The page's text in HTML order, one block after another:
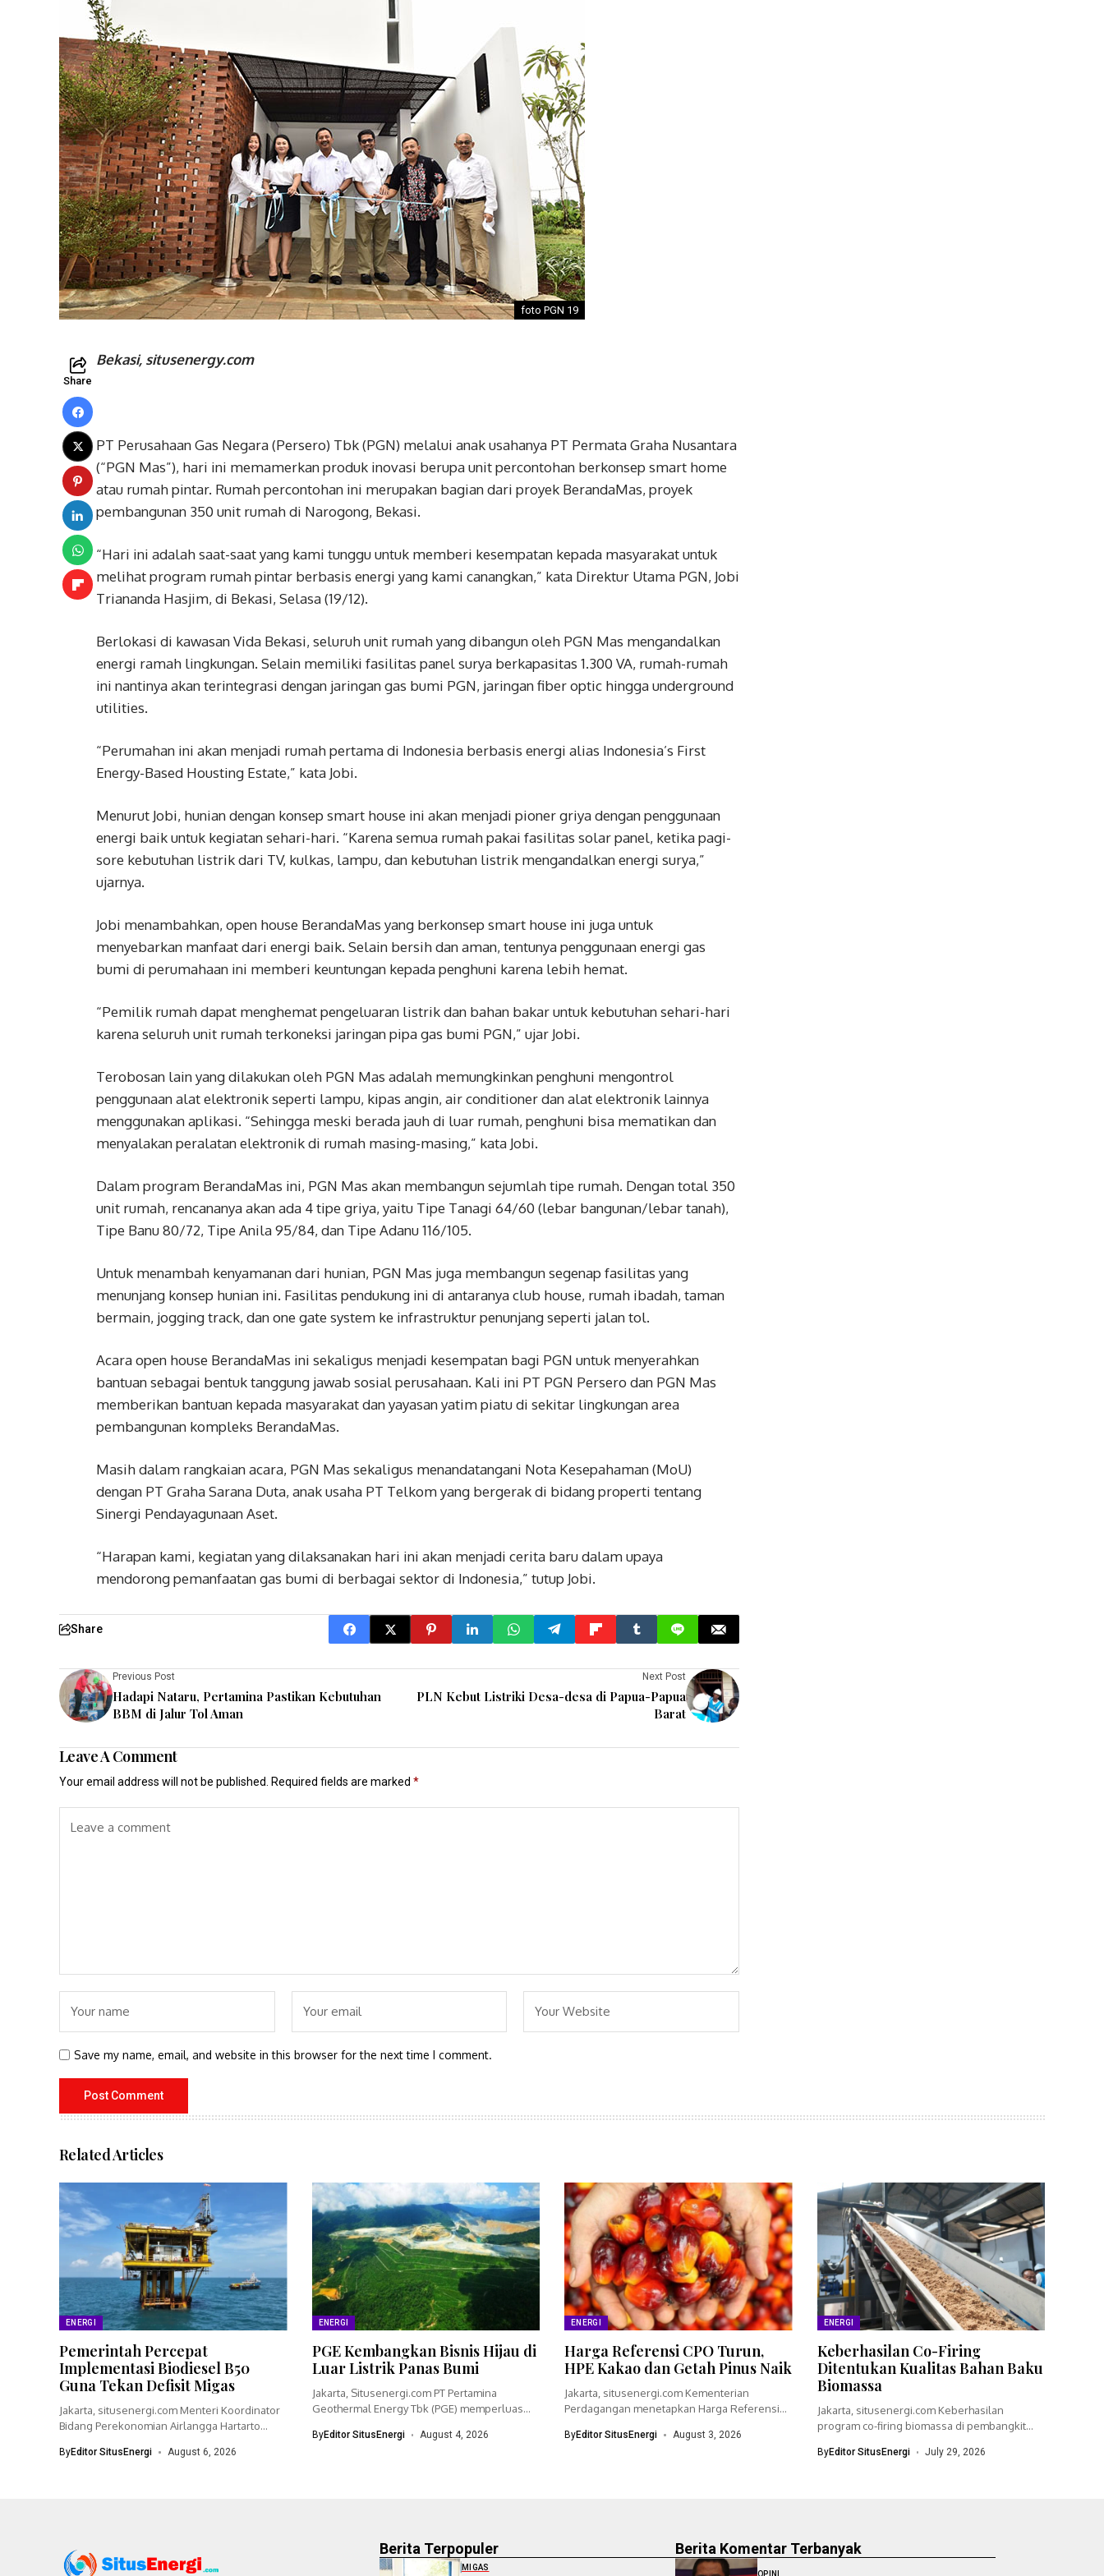
foto PGN 19
Share
Bekasi, situsenergy.com
PT Perusahaan Gas Negara (Persero) Tbk (PGN) melalui anak usahanya PT Permata Graha Nusantara
(“PGN Mas”), hari ini memamerkan produk inovasi berupa unit percontohan berkonsep smart home
atau rumah pintar. Rumah percontohan ini merupakan bagian dari proyek BerandaMas, proyek
pembangunan 350 unit rumah di Narogong, Bekasi.
“Hari ini adalah saat-saat yang kami tunggu untuk memberi kesempatan kepada masyarakat untuk
melihat program rumah pintar berbasis energi yang kami canangkan,” kata Direktur Utama PGN, Jobi
Triananda Hasjim, di Bekasi, Selasa (19/12).
Berlokasi di kawasan Vida Bekasi, seluruh unit rumah yang dibangun oleh PGN Mas mengandalkan
energi ramah lingkungan. Selain memiliki fasilitas panel surya berkapasitas 1.300 VA, rumah-rumah
ini nantinya akan terintegrasi dengan jaringan gas bumi PGN, jaringan fiber optic hingga underground
utilities.
“Perumahan ini akan menjadi rumah pertama di Indonesia berbasis energi alias Indonesia’s First
Energy-Based Housting Estate,” kata Jobi.
Menurut Jobi, hunian dengan konsep smart house ini akan menjadi pioner griya dengan penggunaan
energi baik untuk kegiatan sehari-hari. “Karena semua rumah pakai fasilitas solar panel, ketika pagi-
sore kebutuhan listrik dari TV, kulkas, lampu, dan kebutuhan listrik mengandalkan energi surya,”
ujarnya.
Jobi menambahkan, open house BerandaMas yang berkonsep smart house ini juga untuk
menyebarkan manfaat dari energi baik. Selain bersih dan aman, tentunya penggunaan energi gas
bumi di perumahaan ini memberi keuntungan kepada penghuni karena lebih hemat.
“Pemilik rumah dapat menghemat pengeluaran listrik dan bahan bakar untuk kebutuhan sehari-hari
karena seluruh unit rumah terkoneksi jaringan pipa gas bumi PGN,” ujar Jobi.
Terobosan lain yang dilakukan oleh PGN Mas adalah memungkinkan penghuni mengontrol
penggunaan alat elektronik seperti lampu, kipas angin, air conditioner dan alat elektronik lainnya
menggunakan aplikasi. “Sehingga meski berada jauh di luar rumah, penghuni bisa mematikan dan
menyalakan peralatan elektronik di rumah masing-masing,” kata Jobi.
Dalam program BerandaMas ini, PGN Mas akan membangun sejumlah tipe rumah. Dengan total 350
unit rumah, rencananya akan ada 4 tipe griya, yaitu Tipe Tanagi 64/60 (lebar bangunan/lebar tanah),
Tipe Banu 80/72, Tipe Anila 95/84, dan Tipe Adanu 116/105.
Untuk menambah kenyamanan dari hunian, PGN Mas juga membangun segenap fasilitas yang
menunjang konsep hunian ini. Fasilitas pendukung ini di antaranya club house, rumah ibadah, taman
bermain, jogging track, dan one gate system ke infrastruktur penunjang seperti jalan tol.
Acara open house BerandaMas ini sekaligus menjadi kesempatan bagi PGN untuk menyerahkan
bantuan sebagai bentuk tanggung jawab sosial perusahaan. Kali ini PT PGN Persero dan PGN Mas
memberikan bantuan kepada masyarakat dan yayasan yatim piatu di sekitar lingkungan area
pembangunan kompleks BerandaMas.
Masih dalam rangkaian acara, PGN Mas sekaligus menandatangani Nota Kesepahaman (MoU)
dengan PT Graha Sarana Duta, anak usaha PT Telkom yang bergerak di bidang properti tentang
Sinergi Pendayagunaan Aset.
“Harapan kami, kegiatan yang dilaksanakan hari ini akan menjadi cerita baru dalam upaya
mendorong pemanfaatan gas bumi di berbagai sektor di Indonesia,” tutup Jobi.
Share
Previous Post
Hadapi Nataru, Pertamina Pastikan Kebutuhan
BBM di Jalur Tol Aman
Next Post
PLN Kebut Listriki Desa-desa di Papua-Papua
Barat
Leave A Comment
Your email address will not be published. Required fields are marked *
Save my name, email, and website in this browser for the next time I comment.
Related Articles
ENERGI
Pemerintah Percepat
Implementasi Biodiesel B50
Guna Tekan Defisit Migas
Jakarta, situsenergi.com Menteri Koordinator
Bidang Perekonomian Airlangga Hartarto
mempercepat...
ByEditor SitusEnergi August 6, 2026
ENERGI
PGE Kembangkan Bisnis Hijau di
Luar Listrik Panas Bumi
Jakarta, Situsenergi.com PT Pertamina
Geothermal Energy Tbk (PGE) memperluas
ByEditor SitusEnergi August 4, 2026
ENERGI
Harga Referensi CPO Turun,
HPE Kakao dan Getah Pinus Naik
Jakarta, situsenergi.com Kementerian
Perdagangan menetapkan Harga Referensi
ByEditor SitusEnergi August 3, 2026
ENERGI
Keberhasilan Co-Firing
Ditentukan Kualitas Bahan Baku
Biomassa
Jakarta, situsenergi.com Keberhasilan
program co-firing biomassa di pembangkit
ByEditor SitusEnergi July 29, 2026
Berita Terpopuler
MIGAS
Berita Komentar Terbanyak
OPINI